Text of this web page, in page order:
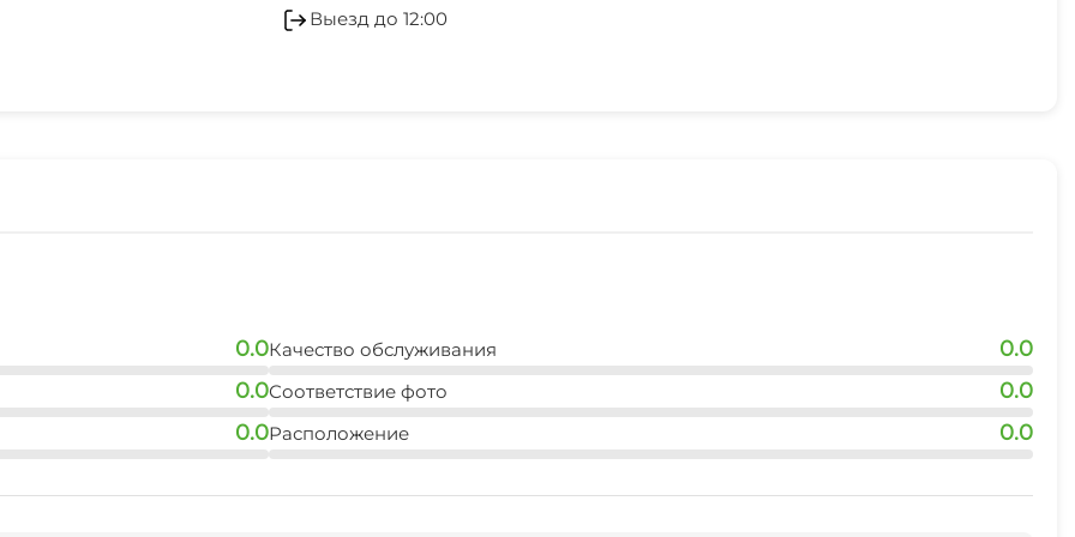
Спутниковое ТВ
Выезд до 12:00
0.0
0.0
0.0
Качество обслуживания 0.0
Соответствие фото 0.0
Расположение 0.0